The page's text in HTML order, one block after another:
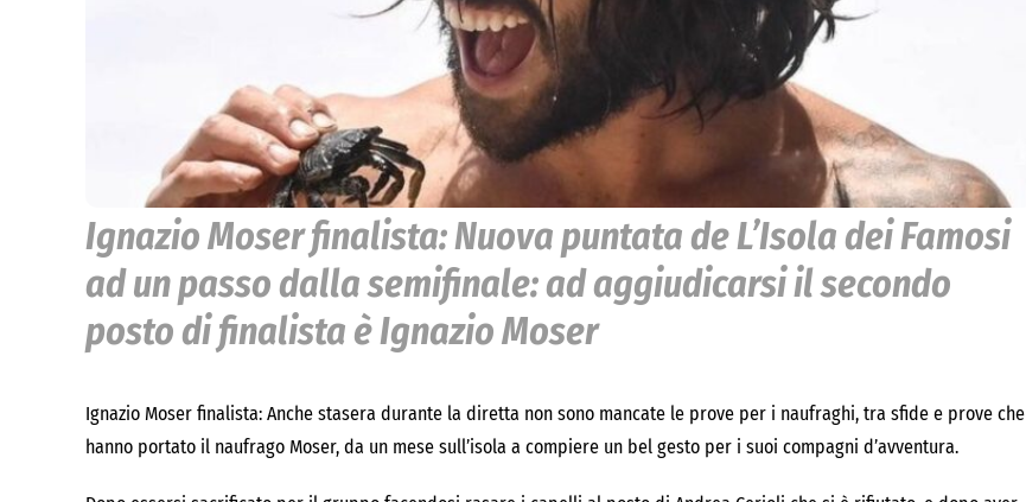
Ignazio Moser finalista: Nuova puntata de L’Isola dei Famosi
ad un passo dalla semifinale: ad aggiudicarsi il secondo
posto di finalista è Ignazio Moser
Ignazio Moser finalista: Anche stasera durante la diretta non sono mancate le prove per i naufraghi, tra sfide e prove che
hanno portato il naufrago Moser, da un mese sull’isola a compiere un bel gesto per i suoi compagni d’avventura.